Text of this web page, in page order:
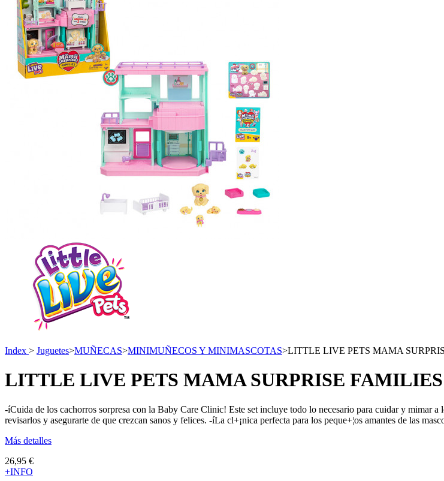
Index > Juguetes>MUÑECAS>MINIMUÑECOS Y MINIMASCOTAS>LITTLE LIVE PETS MAMA
LITTLE LIVE PETS MAMA SURPRISE
-íCuida de los cachorros sorpresa con la Baby Care Clinic! Este set incluye todo lo necesario para cuidar y mimar a
revisarlos y asegurarte de que crezcan sanos y felices. -íLa cl+¡nica perfecta para los peque+¦os amantes de las
Más detalles
26,95 €
+INFO